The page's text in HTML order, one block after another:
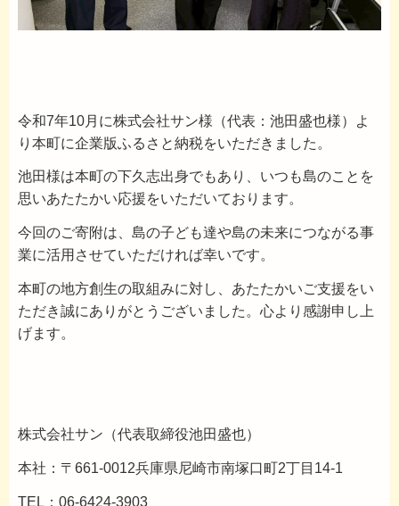
令和7年10月に株式会社サン様（代表：池田盛也様）よ
り本町に企業版ふるさと納税をいただきました。
池田様は本町の下久志出身でもあり、いつも島のことを
思いあたたかい応援をいただいております。
今回のご寄附は、島の子ども達や島の未来につながる事
業に活用させていただければ幸いです。
本町の地方創生の取組みに対し、あたたかいご支援をい
ただき誠にありがとうございました。心より感謝申し上
げます。
株式会社サン（代表取締役池田盛也）
本社：〒661-0012兵庫県尼崎市南塚口町2丁目14-1
TEL：06-6424-3903